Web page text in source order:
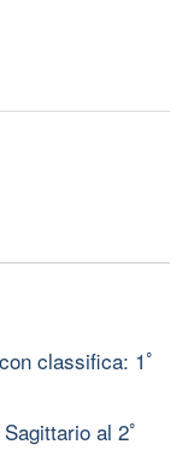
classifica: 1ﾟ
al 2ﾟ